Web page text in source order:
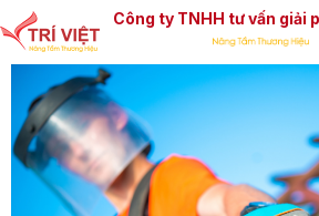
Công ty TNHH tư vấn giải